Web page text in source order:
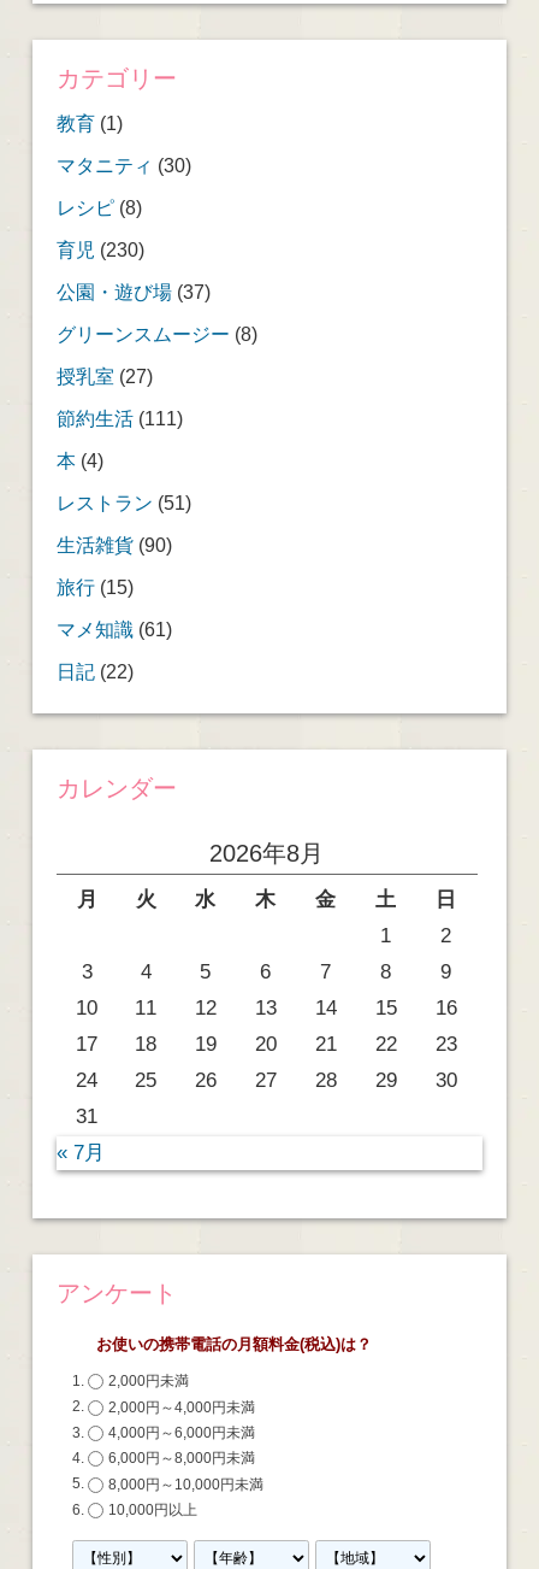
カテゴリー
教育(1)
マタニティ (30)
レシピ(8)
育児 (230)
公園・遊び場(37)
グリーンスムージー (8)
授乳室 (27)
節約生活(111)
本(4)
レストラン (51)
生活雑貨(90)
旅行(15)
マメ知識 (61)
日記 (22)
カレンダー
2026年8月
月 火 水 木 金 土
日
1
2
3
4 5 6 7 8
9
10
11 12 13 14 15
16
17
18 19 20 21 22
23
24
25 26 27 28 29
30
31
« 7月
アンケート
お使いの携帯電話の月額料金(税込)は？
2,000円未満
2,000円～4,000円未満
4,000円～6,000円未満
6,000円～8,000円未満
8,000円～10,000円未満
10,000円以上